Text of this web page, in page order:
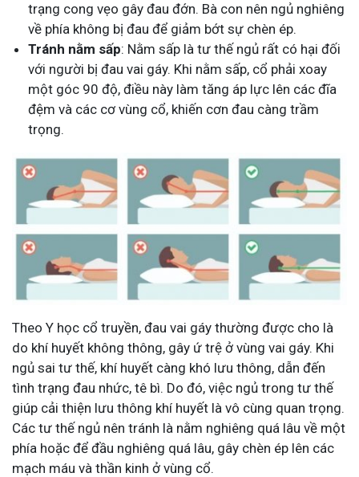
trạng cong vẹo gây đau đớn. Bà con nên ngủ nghiêng
về phía không bị đau để giảm bớt sự chèn ép.
Tránh nằm sấp: Nằm sấp là tư thế ngủ rất có hại đối
với người bị đau vai gáy. Khi nằm sấp, cổ phải xoay
một góc 90 độ, điều này làm tăng áp lực lên các đĩa
đệm và các cơ vùng cổ, khiến cơn đau càng trầm
trọng.
Theo Y học cổ truyền, đau vai gáy thường được cho là
do khí huyết không thông, gây ứ trệ ở vùng vai gáy. Khi
ngủ sai tư thế, khí huyết càng khó lưu thông, dẫn đến
tình trạng đau nhức, tê bì. Do đó, việc ngủ trong tư thế
giúp cải thiện lưu thông khí huyết là vô cùng quan trọng.
Các tư thế ngủ nên tránh là nằm nghiêng quá lâu về một
phía hoặc để đầu nghiêng quá lâu, gây chèn ép lên các
mạch máu và thần kinh ở vùng cổ.